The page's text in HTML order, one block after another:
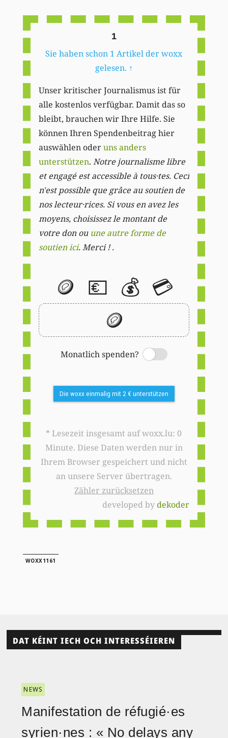
1
Sie haben schon 1 Artikel der woxx
gelesen. ↑
Unser kritischer Journalismus ist für
alle kostenlos verfügbar. Damit das so
bleibt, brauchen wir Ihre Hilfe. Sie
können Ihren Spendenbeitrag hier
auswählen oderuns anders
unterstützen. Notre journalisme libre
et engagé est accessible à tous·tes. Ceci
n'est possible que grâce au soutien de
nos lecteur·rices. Si vous en avez les
moyens, choisissez le montant de
votre don ou une autre forme de
soutien ici. Merci ! .
🪙 💶 💰 💳
🪙
Monatlich spenden?
Switch
Die woxx einmalig mit 2 € unterstützen
* Lesezeit insgesamt auf woxx.lu: 0
Minute. Diese Daten werden nur in
Ihrem Browser gespeichert und nicht
an unsere Server übertragen.
Zähler zurücksetzen
developed bydekoder
WOXX1161
DAT KÉINT IECH OCH INTERESSÉIEREN
NEWS
Manifestation de réfugié·es
syrien·nes : « No delays any